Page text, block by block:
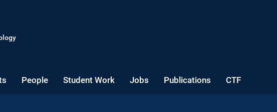
People Student Work Jobs Publications CTF